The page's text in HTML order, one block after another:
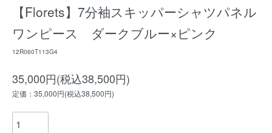
【Florets】7分袖スキッパーシャツパネル
ワンピース ダークブルー×ピンク
12R060T113G4
35,000円(税込38,500円)
定価：35,000円(税込38,500円)